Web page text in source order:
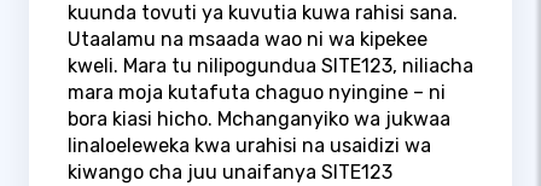
kuunda tovuti ya kuvutia kuwa rahisi sana.
Utaalamu na msaada wao ni wa kipekee
kweli. Mara tu nilipogundua SITE123, niliacha
mara moja kutafuta chaguo nyingine – ni
bora kiasi hicho. Mchanganyiko wa jukwaa
linaloeleweka kwa urahisi na usaidizi wa
kiwango cha juu unaifanya SITE123